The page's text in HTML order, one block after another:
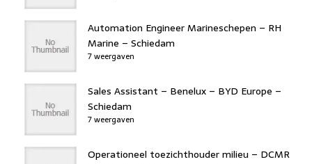
Automation Engineer Marineschepen – RH
Marine – Schiedam
7 weergaven
Sales Assistant – Benelux – BYD Europe –
Schiedam
7 weergaven
Operationeel toezichthouder milieu – DCMR